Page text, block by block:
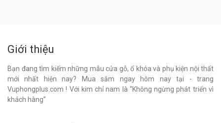
Giới thiệu
Bạn đang tìm kiếm những mẫu cửa gỗ, ổ khóa và phụ kiện nội thất
mới nhất hiện nay? Mua sắm ngay hôm nay tại - trang
Vuphongplus.com ! Với kim chỉ nam là “Không ngừng phát triển vì
khách hàng”